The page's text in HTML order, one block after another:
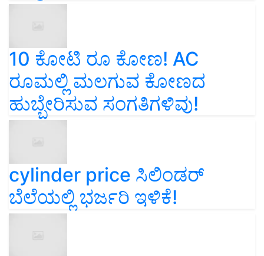
10 ಕೋಟಿ ರೂ ಕೋಣ! AC
ರೂಮಲ್ಲಿ ಮಲಗುವ ಕೋಣದ
ಹುಬ್ಬೇರಿಸುವ ಸಂಗತಿಗಳಿವು!
cylinder price ಸಿಲಿಂಡರ್‌
ಬೆಲೆಯಲ್ಲಿ ಭರ್ಜರಿ ಇಳಿಕೆ!